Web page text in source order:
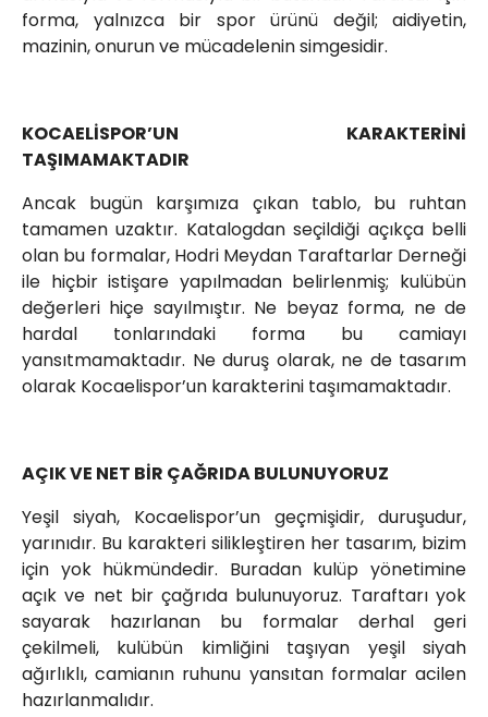
forma, yalnızca bir spor ürünü değil; aidiyetin,
mazinin, onurun ve mücadelenin simgesidir.
KOCAELİSPOR’UN KARAKTERİNİ
TAŞIMAMAKTADIR
Ancak bugün karşımıza çıkan tablo, bu ruhtan
tamamen uzaktır. Katalogdan seçildiği açıkça belli
olan bu formalar, Hodri Meydan Taraftarlar Derneği
ile hiçbir istişare yapılmadan belirlenmiş; kulübün
değerleri hiçe sayılmıştır. Ne beyaz forma, ne de
hardal tonlarındaki forma bu camiayı
yansıtmamaktadır. Ne duruş olarak, ne de tasarım
olarak Kocaelispor’un karakterini taşımamaktadır.
AÇIK VE NET BİR ÇAĞRIDA BULUNUYORUZ
Yeşil siyah, Kocaelispor’un geçmişidir, duruşudur,
yarınıdır. Bu karakteri silikleştiren her tasarım, bizim
için yok hükmündedir. Buradan kulüp yönetimine
açık ve net bir çağrıda bulunuyoruz. Taraftarı yok
sayarak hazırlanan bu formalar derhal geri
çekilmeli, kulübün kimliğini taşıyan yeşil siyah
ağırlıklı, camianın ruhunu yansıtan formalar acilen
hazırlanmalıdır.